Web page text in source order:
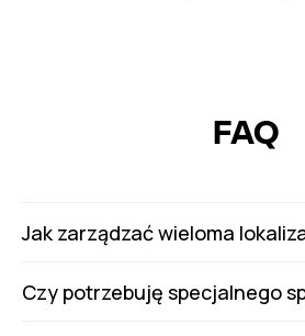
FAQ
Jak zarządzać wieloma
Czy potrzebuję specjalnego